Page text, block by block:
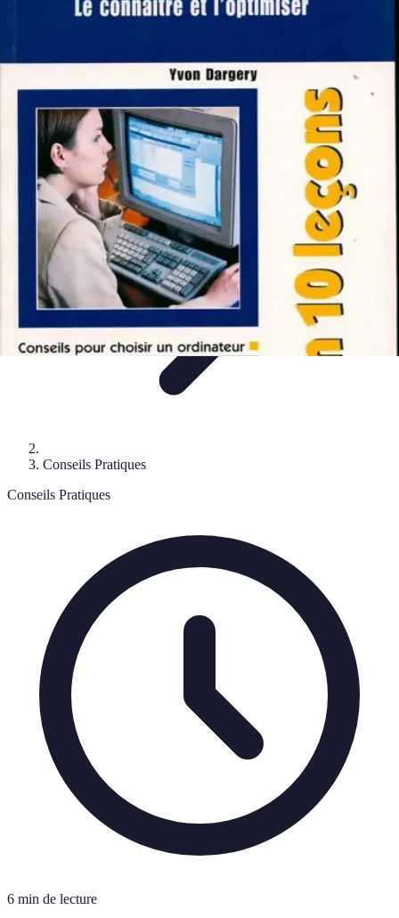
Calculez Votre Rachat
Calculez Votre Rachat
Conseils Pratiques
Conseils Pratiques
6 min de lecture